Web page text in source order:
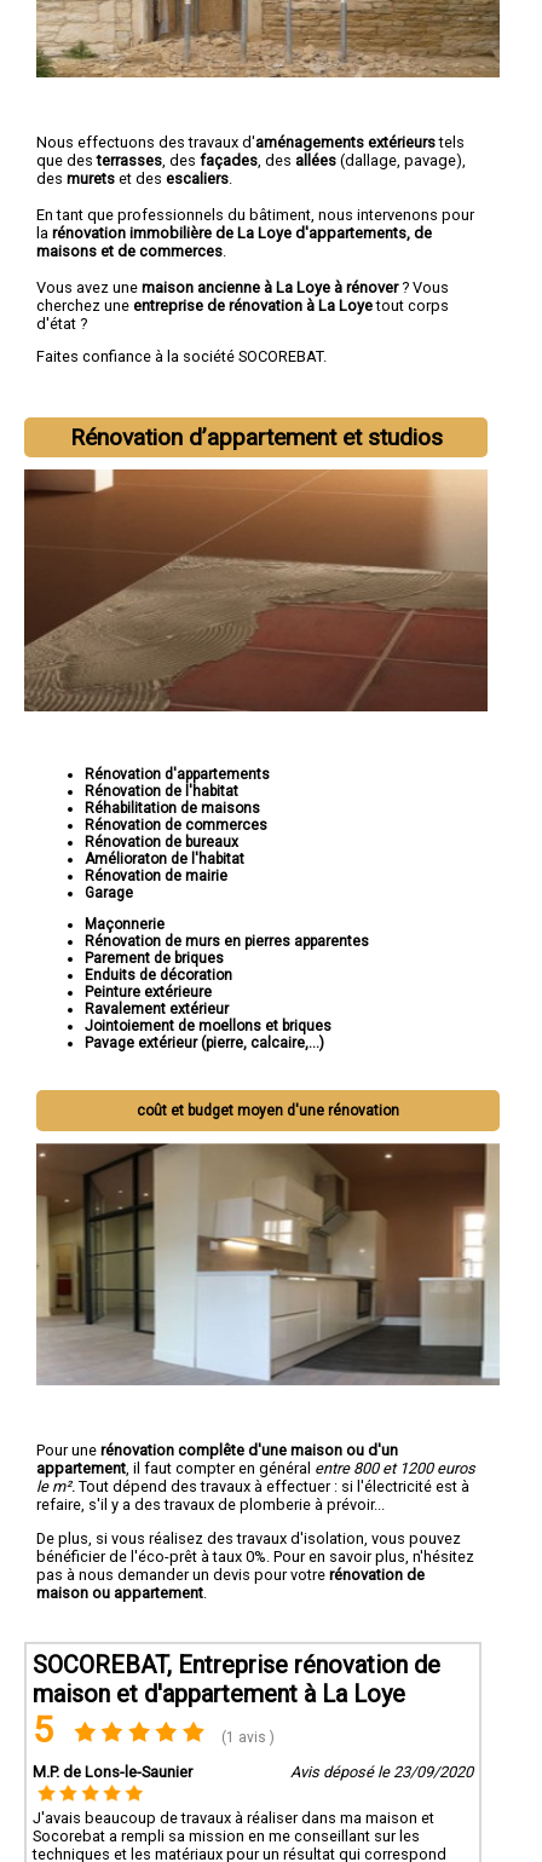
Nous effectuons des travaux d'aménagements extérieurstels
que desterrasses , des façades , des allées (dallage, pavage),
des murets et des escaliers
En tant que professionnels du bâtiment, nous intervenons pour
la rénovation immobilière de La Loye d'appartements, de
maisons et de commerces
Vous avez une maison ancienne à La Loye à rénover? Vous
cherchez une entreprise de rénovation à La Loyetout corps
d'état ?
Faites confiance à la société SOCOREBAT.
Rénovation d’appartement et studios
Rénovation d'appartements
Rénovation de l'habitat
Réhabilitation de maisons
Rénovation de commerces
Rénovation de bureaux
Amélioraton de l'habitat
Rénovation de mairie
Garage
Maçonnerie
Rénovation de murs en pierres apparentes
Parement de briques
Enduits de décoration
Peinture extérieure
Ravalement extérieur
Jointoiement de moellons et briques
Pavage extérieur (pierre, calcaire,...)
coût et budget moyen d'une rénovation
Pour une rénovation complête d'une maison ou d'un
appartement , il faut compter en général entre 800 et 1200 euros
le m². Tout dépend des travaux à effectuer : si l'électricité est à
refaire, s'il y a des travaux de plomberie à prévoir...
De plus, si vous réalisez des travaux d'isolation, vous pouvez
bénéficier de l'éco-prêt à taux 0%. Pour en savoir plus, n'hésitez
pas à nous demander un devis pour votre rénovation de
maison ou appartement
SOCOREBAT, Entreprise rénovation de
maison et d'appartement à La Loye
5 (1 avis )
M.P. de Lons-le-Saunier Avis déposé le 23/09/2020
J'avais beaucoup de travaux à réaliser dans ma maison et
Socorebat a rempli sa mission en me conseillant sur les
techniques et les matériaux pour un résultat qui correspond